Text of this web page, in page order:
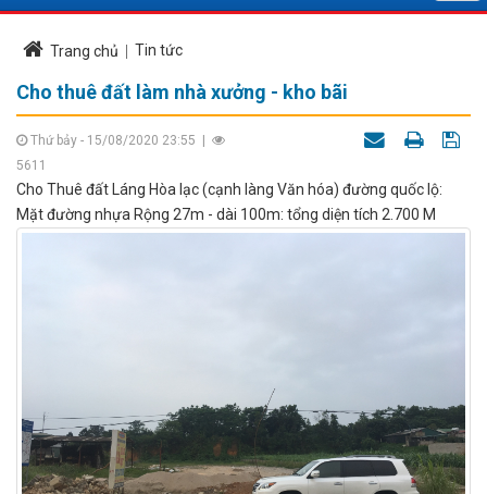
Trang chủ Tin tức
Cho thuê đất làm nhà xưởng - kho bãi
Thứ bảy - 15/08/2020 23:55
5611
Cho Thuê đất Láng Hòa lạc (cạnh làng Văn hóa) đường quốc lộ:
Mặt đường nhựa Rộng 27m - dài 100m: tổng diện tích 2.700 M